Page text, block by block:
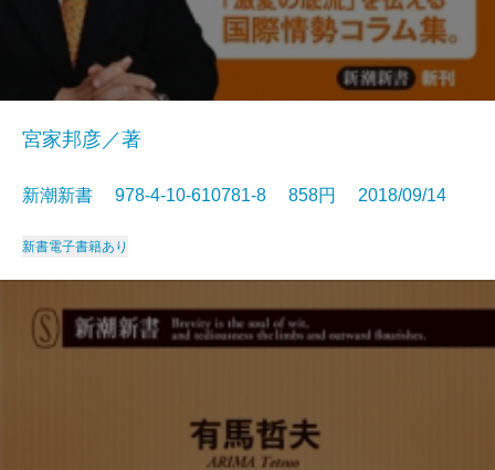
宮家邦彦／著
新潮新書 978-4-10-610781-8 858円 2018/09/14
新書電子書籍あり